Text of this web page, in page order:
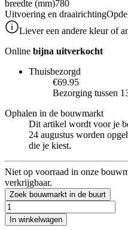
breedte (mm)780
Uitvoering en draairichting
Liever een andere kleur of
Online bijna uitverkocht
Thuisbezorgd
€69.95
Bezorging tussen
Ophalen in de bouwmarkt
Dit artikel wordt voor je
24 augustus worden
die je kiest.
Niet op voorraad in onze
verkrijgbaar.
Zoek bouwmarkt in de buurt
In winkelwagen